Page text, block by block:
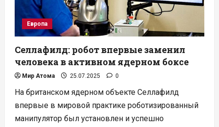
Европа
Селлафилд: робот впервые заменил
человека в активном ядерном боксе
Мир Атома 25.07.2025 0
На британском ядерном объекте Селлафилд
впервые в мировой практике роботизированный
манипулятор был установлен и успешно